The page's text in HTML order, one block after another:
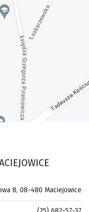
8, 08-480 Maciejowice